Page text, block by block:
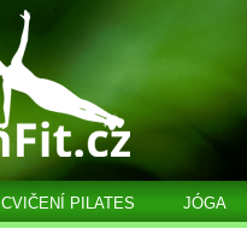
CVIČENÍ PILATES JÓGA